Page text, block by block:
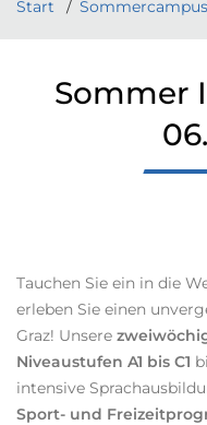
Start Sommercampus
Sommer
Tauchen Sie ein in die
erleben Sie einen
Graz! Unsere
Niveaustufen A1 bis C1
intensive
Sport- und